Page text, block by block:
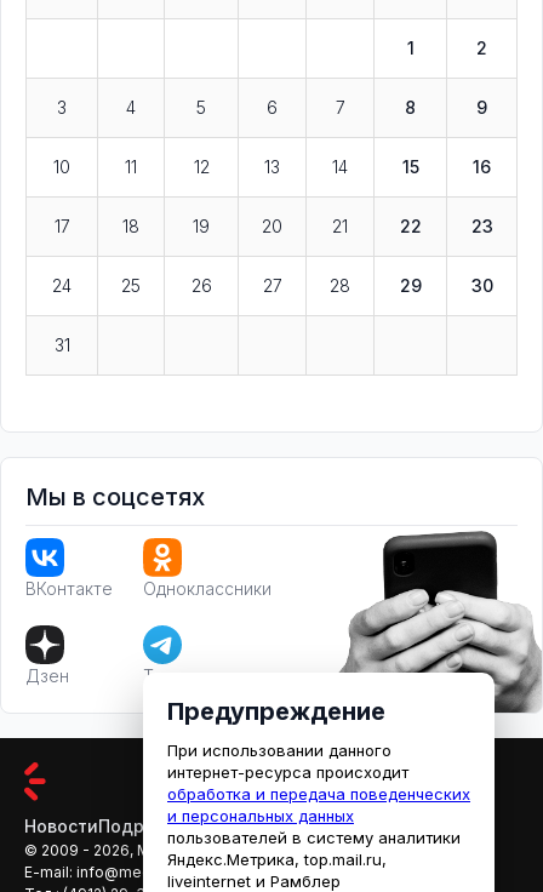
1 2
3 4 5 6 7 8 9
10 11 12 13 14 15 16
17 18 19 20 21 22 23
24 25 26 27 28 29 30
31
Мы в соцсетях
ВКонтакте Одноклассники
Дзен Телеграм
НовостиПодробностиАфишаКино
© 2009 - 2026, МЕДИАРЯЗАНЬ
E-mail: info@mediaryazan.ru
reklama@mediaryazan.ru
Предупреждение
При использовании данного
интернет-ресурса происходит
обработка и передача поведенческих
и персональных данных
пользователей в систему аналитики
Яндекс.Метрика, top.mail.ru,
liveinternet и Рамблер